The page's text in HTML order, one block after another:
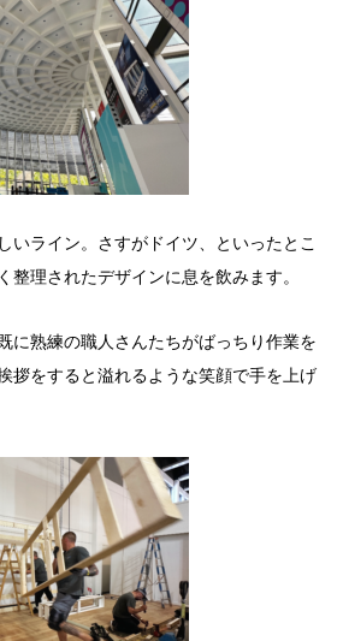
いライン。さすがドイツ、といったとこ
整理されたデザインに息を飲みます。
に熟練の職人さんたちがばっちり作業を
拶をすると溢れるような笑顔で手を上げ